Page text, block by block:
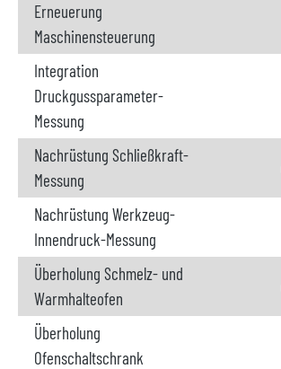
Erneuerung
Maschinensteuerung
Integration
Druckgussparameter-
Messung
Nachrüstung Schließkraft-
Messung
Nachrüstung Werkzeug-
Innendruck-Messung
Überholung Schmelz- und
Warmhalteofen
Überholung
Ofenschaltschrank